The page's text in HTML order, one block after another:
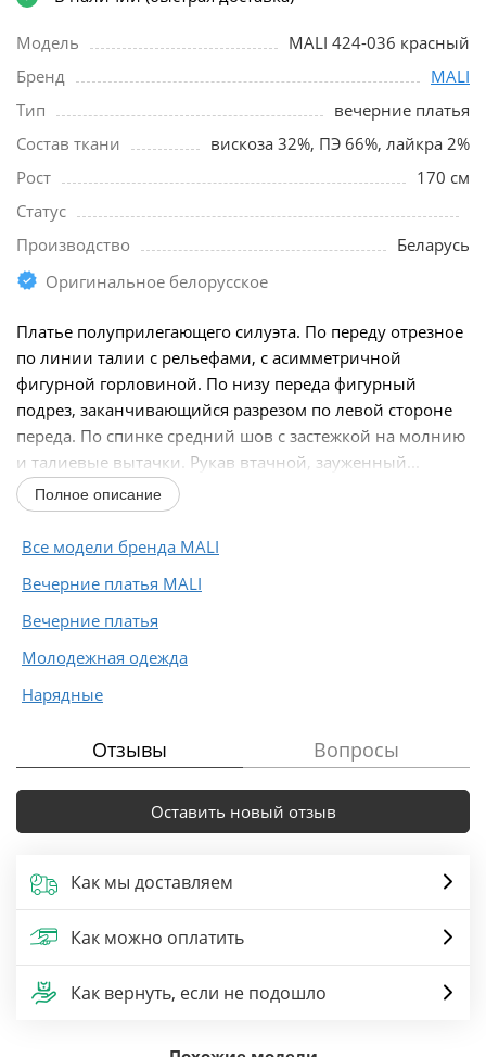
Модель
MALI 424-036 красный
Бренд
MALI
Тип
вечерние платья
Состав ткани
вискоза 32%, ПЭ 66%, лайкра 2%
Рост
170 см
Статус
Производство
Беларусь
Оригинальное белорусское
Платье полуприлегающего силуэта. По переду отрезное
по линии талии с рельефами, с асимметричной
фигурной горловиной. По низу переда фигурный
подрез, заканчивающийся разрезом по левой стороне
переда. По спинке средний шов с застежкой на молнию
и талиевые вытачки. Рукав втачной, зауженный...
Полное описание
Все модели бренда MALI
Вечерние платья MALI
Вечерние платья
Молодежная одежда
Нарядные
Отзывы Вопросы
Оставить новый отзыв
Как мы доставляем
Как можно оплатить
Как вернуть, если не подошло